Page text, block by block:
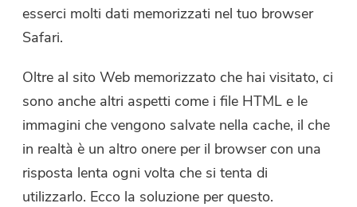
esserci molti dati memorizzati nel tuo browser
Safari.
Oltre al sito Web memorizzato che hai visitato, ci
sono anche altri aspetti come i file HTML e le
immagini che vengono salvate nella cache, il che
in realtà è un altro onere per il browser con una
risposta lenta ogni volta che si tenta di
utilizzarlo. Ecco la soluzione per questo.